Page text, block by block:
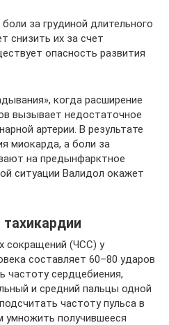
за грудиной длительного
снизить их за счет
опасность развития
когда расширение
вызывает недостаточное
артерии. В результате
миокарда, а боли за
на предынфарктное
ситуации Валидол окажет
сокращений (ЧСС) у
составляет 60–80 ударов
частоту сердцебиения,
и средний пальцы одной
частоту пульса в
умножить получившееся